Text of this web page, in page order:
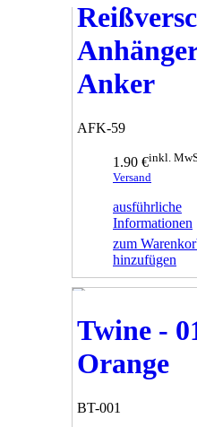
Anker
AFK-59
1.90 €inkl.
Versand
ausführliche
Informationen
zum
hinzufügen
Twine -
Orange
BT-001